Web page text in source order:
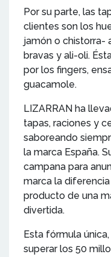
Por su parte, las
clientes son los
jamón o chistorra-
bravas y ali-oli.
por los fingers,
guacamole.
LIZARRAN ha
tapas, raciones y
saboreando
la marca España.
campana para
marca la
producto de una
divertida.
Esta fórmula
superar los 50